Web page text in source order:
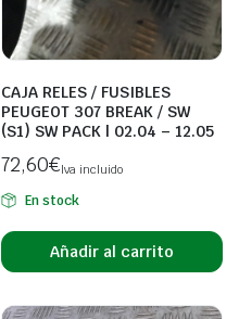
CAJA RELES / FUSIBLES
PEUGEOT 307 BREAK / SW
(S1) SW PACK | 02.04 – 12.05
72,60€Iva incluido
En stock
Añadir al carrito